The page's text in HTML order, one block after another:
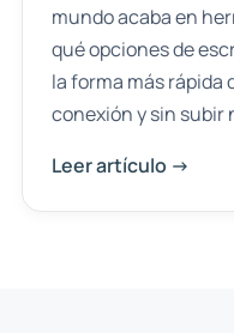
mundo acaba en
qué opciones de
la forma más rápida
conexión y sin subir
Leer artículo ->